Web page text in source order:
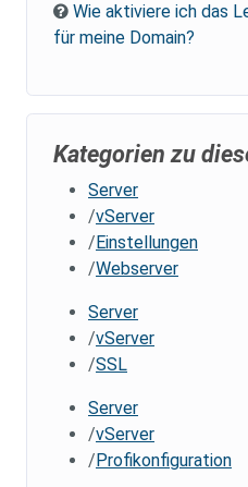
Wie aktiviere ich das
für meine Domain?
Kategorien zu
Server
vServer
Einstellungen
Webserver
Server
vServer
SSL
Server
vServer
Profikonfiguration